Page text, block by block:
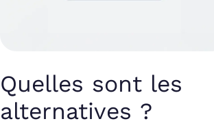
Quelles sont les
alternatives ?